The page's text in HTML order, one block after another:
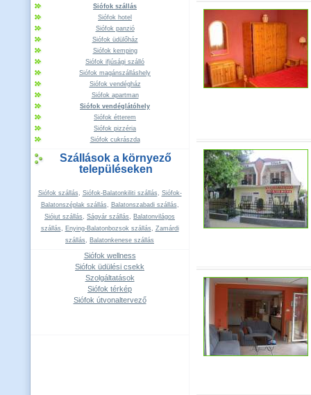
Siófok szállás
Siófok hotel
Siófok panzió
Siófok üdülőház
Siófok kemping
Siófok ifjúsági szálló
Siófok magánszálláshely
Siófok vendégház
Siófok apartman
Siófok vendéglátóhely
Siófok étterem
Siófok pizzéria
Siófok cukrászda
Szállások a környező
településeken
Siófok szállás, Siófok-Balatonkiliti szállás, Siófok-
Balatonszéplak szállás, Balatonszabadi szállás,
Siójut szállás, Ságvár szállás, Balatonvilágos
szállás, Enying-Balatonbozsok szállás, Zamárdi
szállás, Balatonkenese szállás
Siófok wellness
Siófok üdülési csekk
Szolgáltatások
Siófok térkép
Siófok útvonaltervező